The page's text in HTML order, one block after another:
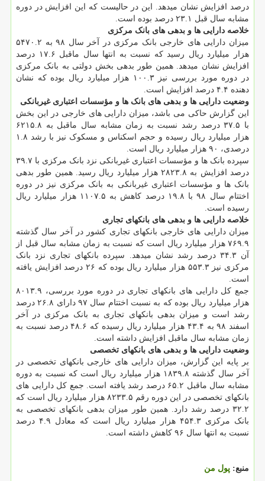
درصد افزایش نشان میدهد. این در حالیست که این افزایش در دوره
مشابه سال قبل ۲۳.۱ درصد بوده است.
خلاصه دارایی ها و بدهی های بانک مرکزی
میزان دارایی های خارجی بانک مرکزی در آخر سال ۹۸ به ۵۴۷۰.۲
هزار میلیارد ریال رسید که نسبت به انتها سال ماقبل ۱۷.۶ درصد
افزایش نشان میدهد. همین طور بدهی بخش دولتی به بانک مرکزی
در دوره مورد بررسی نیز ۱۰۰.۳ هزار میلیارد ریال بوده که نشان
دهنده ۴.۴ درصد افزایش است.
وضعیت دارایی ها و بدهی های بانک ها و مؤسسات اعتباری غیربانکی
این گزارش حاکی می باشد، میزان دارایی های خارجی در این بخش
با ۳۷.۵ درصد رشد نسبت به زمان مشابه سال ماقبل به ۶۲۱۵.۸
هزار میلیارد ریال رسیده و حجم اسکناس و مسکوک نیز با رشد ۱.۸
درصدی، ۹۰ هزار میلیارد ریال است.
سپرده بانک ها و مؤسسات اعتباری غیربانکی نزد بانک مرکزی با ۳۹.۷
درصد افزایش به ۲۸۲۳.۸ هزار میلیارد ریال رسید. همین طور بدهی
بانک ها و مؤسسات اعتباری غیربانکی به بانک مرکزی نیز در دوره
اختتام سال ۹۸ با ۱۹.۸ درصد کاهش به ۱۱۰۷.۵ هزار میلیارد ریال
رسیده است.
خلاصه دارایی ها و بدهی های بانکهای تجاری
میزان دارایی های خارجی بانکهای تجاری کشور در آخر سال گذشته
۷۶۹.۹ هزار میلیارد ریال است که نسبت به زمان مشابه سال قبل از
آن ۳۴.۳ درصد رشد نشان میدهد. سپرده بانکهای تجاری نزد بانک
مرکزی نیز ۵۵۳.۳ هزار میلیارد ریال بوده که ۲۶ درصد افزایش یافته
است.
جمع کل دارایی های بانکهای تجاری در دوره مورد بررسی، ۸۰۱۳.۹
هزار میلیارد ریال بوده که به نسبت اختتام سال ۹۷ دارای ۲۶.۸ درصد
رشد است و میزان بدهی بانکهای تجاری به بانک مرکزی در آخر
اسفند ۹۸ به ۴۳.۴ هزار میلیارد ریال رسیده که ۴۸.۶ درصد نسبت به
زمان مشابه سال ماقبل افزایش داشته است.
وضعیت دارایی ها و بدهی های بانکهای تخصصی
بر پایه این گزارش، میزان دارایی های خارجی بانکهای تخصصی در
آخر سال گذشته ۱۸۳۹.۸ هزار میلیارد ریال است که نسبت به دوره
مشابه سال ماقبل ۶۵.۲ درصد رشد یافته است. جمع کل دارایی های
بانکهای تخصصی در این دوره رقم ۸۲۳۳.۵ هزار میلیارد ریال است که
۳۲.۲ درصد رشد دارد. همین طور میزان بدهی بانکهای تخصصی به
بانک مرکزی ۴۵۴.۳ هزار میلیارد ریال است که معادل ۴.۹ درصد
نسبت به انتها سال ۹۶ کاهش داشته است.
منبع: پول من